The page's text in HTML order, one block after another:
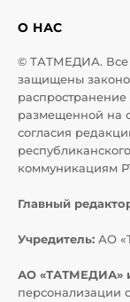
О НАС
© ТАТМЕДИА. Все
защищены
размещенной на
согласия
коммуникациям
Главный
Учредитель: АО
АО «ТАТМЕДИА»
персонализации